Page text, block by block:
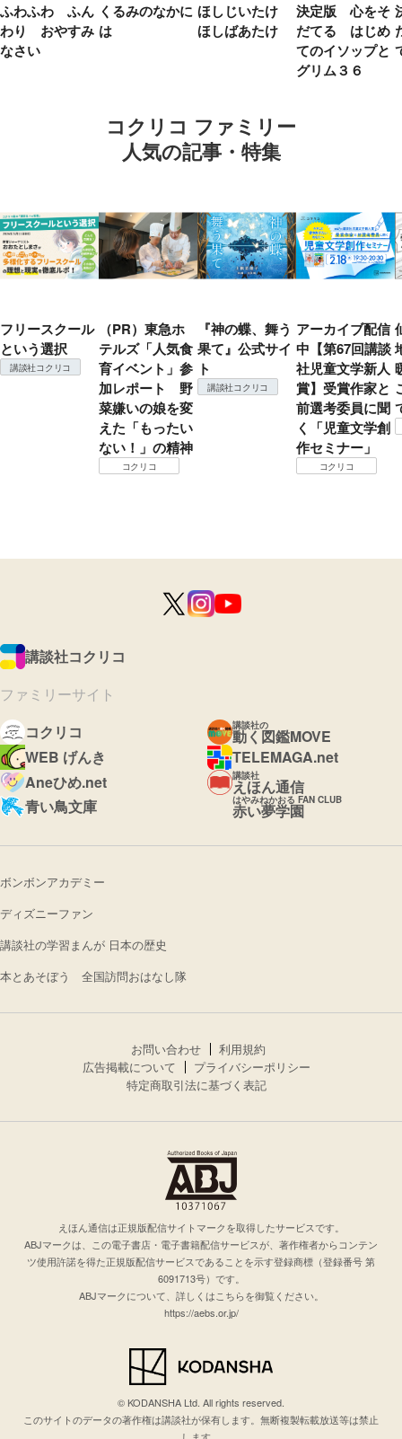
ふわふわ ふん
わり おやすみ
なさい
くるみのなかに
は
ほしじいたけ
ほしばあたけ
決定版 心をそ
だてる はじめ
てのイソップと
グリム３６
コクリコ ファミリー
人気の記事・特集
フリースクール
という選択
講談社コクリコ
（PR）東急ホ
テルズ「人気食
育イベント」参
加レポート 野
菜嫌いの娘を変
えた「もったい
ない！」の精神
コクリコ
『神の蝶、舞う
果て』公式サイ
ト
講談社コクリコ
アーカイブ配信
中【第67回講談
社児童文学新人
賞】受賞作家と
前選考委員に聞
く「児童文学創
作セミナー」
コクリコ
講談社コクリコ
ファミリーサイト
コクリコ
講談社の
動く図鑑MOVE
WEB げんき
TELEMAGA.net
Aneひめ.net
講談社
えほん通信
青い鳥文庫
はやみねかおる FAN CLUB
赤い夢学園
ボンボンアカデミー
ディズニーファン
講談社の学習まんが 日本の歴史
本とあそぼう 全国訪問おはなし隊
お問い合わせ
利用規約
広告掲載について
プライバシーポリシー
特定商取引法に基づく表記
えほん通信は正規版配信サイトマークを取得したサービスです。
ABJマークは、この電子書店・電子書籍配信サービスが、著作権者からコンテン
ツ使用許諾を得た正規版配信サービスであることを示す登録商標（登録番号 第
6091713号）です。
ABJマークについて、詳しくはこちらを御覧ください。
https://aebs.or.jp/
© KODANSHA Ltd. All rights reserved.
このサイトのデータの著作権は講談社が保有します。無断複製転載放送等は禁止